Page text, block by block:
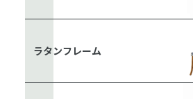
ラタンフレーム